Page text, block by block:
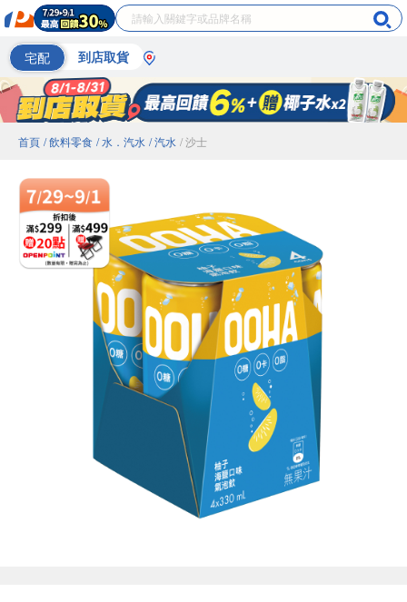
宅配 到店取貨
首頁 / 飲料零食 / 水．汽水 / 汽水 / 沙士